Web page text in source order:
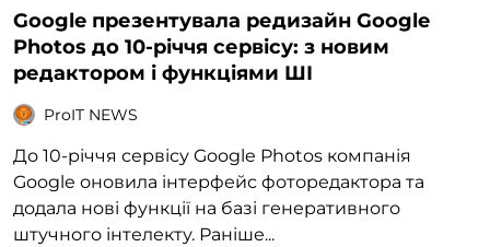
Google презентувала редизайн Google
Photos до 10-річчя сервісу: з новим
редактором і функціями ШІ
ProIT NEWS
До 10-річчя сервісу Google Photos компанія
Google оновила інтерфейс фоторедактора та
додала нові функції на базі генеративного
штучного інтелекту. Раніше...